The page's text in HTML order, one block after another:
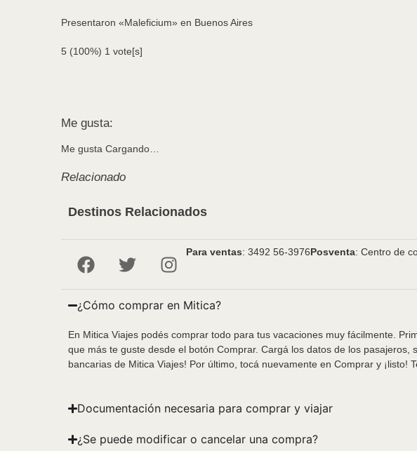
Presentaron «Maleficium» en Buenos Aires
5 (100%) 1 vote[s]
Me gusta:
Me gusta Cargando…
Relacionado
Destinos Relacionados
Para ventas: 3492 56-3976Posventa: Centro de
¿Cómo comprar en Mitica?
En Mitica Viajes podés comprar todo para tus vacaciones muy fácilmente.
que más te guste desde el botón Comprar. Cargá los datos de los
bancarias de Mitica Viajes! Por último, tocá nuevamente en Comprar y
Documentación necesaria para comprar y viajar
¿Se puede modificar o cancelar una compra?